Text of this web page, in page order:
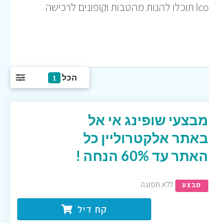
אצלנו באתר Icoupons תוכלו להנות מהטבות וקופונים לרכישה
הכל 1
מבצעי שופינג אי אל
באתר אלקטרוליין כל
האתר עד 60% הנחה !
מבצע ללא תפוגה
קח דיל